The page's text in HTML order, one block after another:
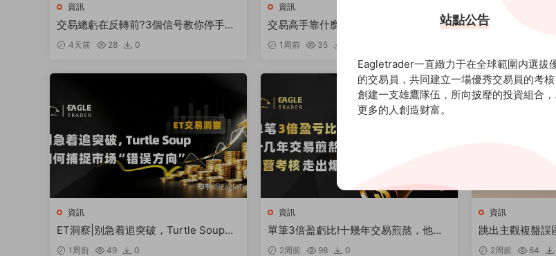
資訊
交易總虧在反轉前?3個信号教你停手觀
望 4天前 28 0
資訊
交易高手靠什麽成長？經驗積累、理論
學習還是系統訓練
1周前 35
ET金融分享|爲
資訊
ET洞察|别急着追突破，Turtle Soup如
何捕捉市場“錯誤方向”
1周前 49 0
資訊
單筆3倍盈虧比!十幾年交易煎熬，他靠
自營考核走出爆倉困局
2周前 98 0
資訊
跳出主觀複盤誤
準，定位持續虧
2周前 64
站點公告
Eagletrader一直緻力于在全球範圍内選拔
的交易員，共同建立一場優秀交易員的考核
創建一支雄鷹隊伍，所向披靡的投資組合
更多的人創造财富。